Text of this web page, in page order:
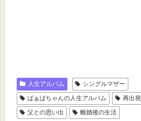
人生アルバム
シングルマザー
ばぁばちゃんの人生アルバム
再出発
父との思い出
離婚後の生活